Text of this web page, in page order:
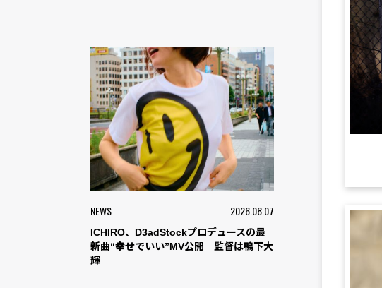
NEWS 2026.08.07
ICHIRO、D3adStockプロデュースの最
新曲“幸せでいい”MV公開 監督は鴨下大
輝